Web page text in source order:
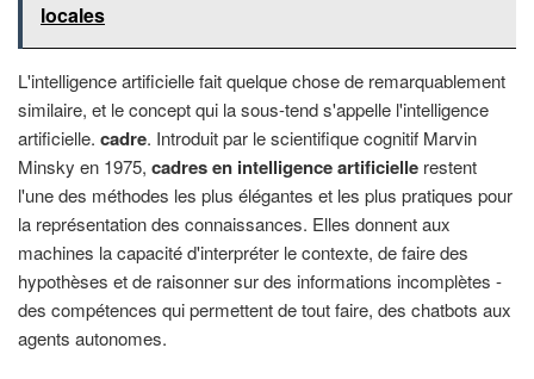
locales
L'intelligence artificielle fait quelque chose de remarquablement
similaire, et le concept qui la sous-tend s'appelle l'intelligence
artificielle. cadre. Introduit par le scientifique cognitif Marvin
Minsky en 1975, cadres en intelligence artificielle restent
l'une des méthodes les plus élégantes et les plus pratiques pour
la représentation des connaissances. Elles donnent aux
machines la capacité d'interpréter le contexte, de faire des
hypothèses et de raisonner sur des informations incomplètes -
des compétences qui permettent de tout faire, des chatbots aux
agents autonomes.